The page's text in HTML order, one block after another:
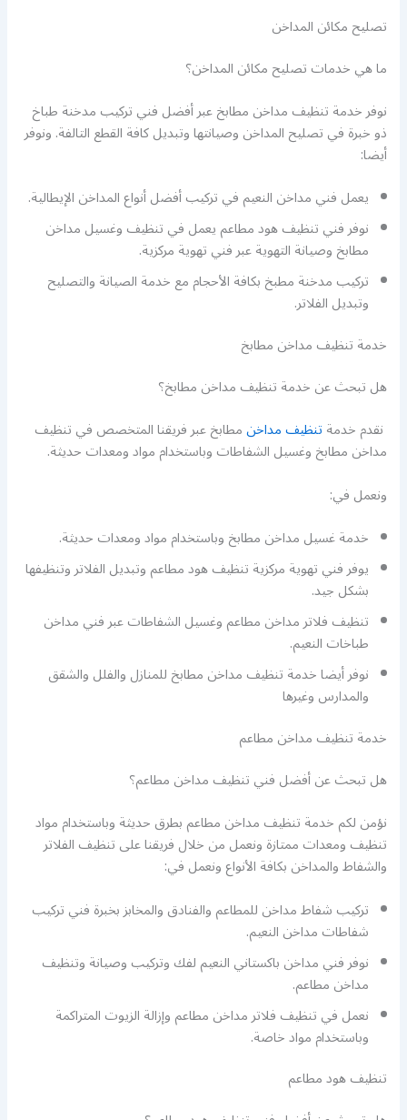
تصليح مكائن المداخن
ما هي خدمات تصليح مكائن المداخن؟
نوفر خدمة تنظيف مداخن مطابخ عبر أفضل فني تركيب مدخنة طباخ
ذو خبرة في تصليح المداخن وصيانتها وتبديل كافة القطع التالفة. ونوفر
أيضا:
يعمل فني مداخن النعيم في تركيب أفضل أنواع المداخن الإيطالية.
نوفر فني تنظيف هود مطاعم يعمل في تنظيف وغسيل مداخن
مطابخ وصيانة التهوية عبر فني تهوية مركزية.
تركيب مدخنة مطبخ بكافة الأحجام مع خدمة الصيانة والتصليح
وتبديل الفلاتر.
خدمة تنظيف مداخن مطابخ
هل تبحث عن خدمة تنظيف مداخن مطابخ؟
نقدم خدمةتنظيف مداخنمطابخ عبر فريقنا المتخصص في تنظيف
مداخن مطابخ وغسيل الشفاطات وباستخدام مواد ومعدات حديثة.
ونعمل في:
خدمة غسيل مداخن مطابخ وباستخدام مواد ومعدات حديثة.
يوفر فني تهوية مركزية تنظيف هود مطاعم وتبديل الفلاتر وتنظيفها
بشكل جيد.
تنظيف فلاتر مداخن مطاعم وغسيل الشفاطات عبر فني مداخن
طباخات النعيم.
نوفر أيضا خدمة تنظيف مداخن مطابخ للمنازل والفلل والشقق
والمدارس وغيرها
خدمة تنظيف مداخن مطاعم
هل تبحث عن أفضل فني تنظيف مداخن مطاعم؟
نؤمن لكم خدمة تنظيف مداخن مطاعم بطرق حديثة وباستخدام مواد
تنظيف ومعدات ممتازة ونعمل من خلال فريقنا على تنظيف الفلاتر
والشفاط والمداخن بكافة الأنواع ونعمل في:
تركيب شفاط مداخن للمطاعم والفنادق والمخابز بخبرة فني تركيب
شفاطات مداخن النعيم.
نوفر فني مداخن باكستاني النعيم لفك وتركيب وصيانة وتنظيف
مداخن مطاعم.
نعمل في تنظيف فلاتر مداخن مطاعم وإزالة الزيوت المتراكمة
وباستخدام مواد خاصة.
تنظيف هود مطاعم